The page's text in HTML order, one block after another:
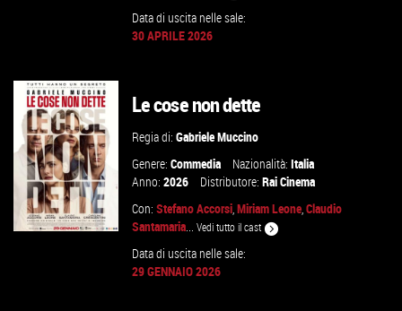
VAI ALLA SCHEDA
Data di uscita nelle sale:
30 APRILE 2026
Le cose non dette
Regia di:Gabriele Muccino
Genere:Commedia Nazionalità:Italia
Anno:2026 Distributore:Rai Cinema
Con:Stefano Accorsi,Miriam Leone,Claudio
Santamaria...Vedi tutto il cast
Data di uscita nelle sale:
29 GENNAIO 2026